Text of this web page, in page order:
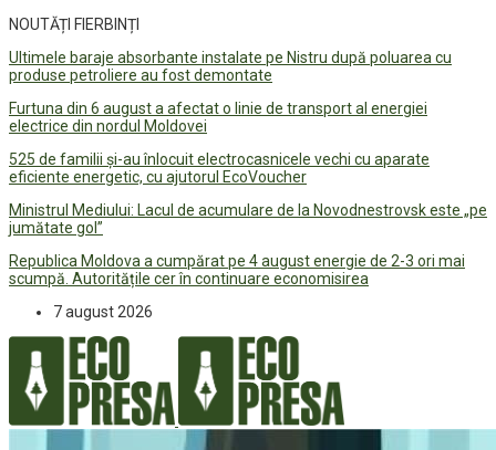
NOUTĂȚI FIERBINȚI
Ultimele baraje absorbante instalate pe Nistru după poluarea cu
produse petroliere au fost demontate
Furtuna din 6 august a afectat o linie de transport al energiei
electrice din nordul Moldovei
525 de familii și-au înlocuit electrocasnicele vechi cu aparate
eficiente energetic, cu ajutorul EcoVoucher
Ministrul Mediului: Lacul de acumulare de la Novodnestrovsk este „pe
jumătate gol”
Republica Moldova a cumpărat pe 4 august energie de 2-3 ori mai
scumpă. Autoritățile cer în continuare economisirea
7 august 2026